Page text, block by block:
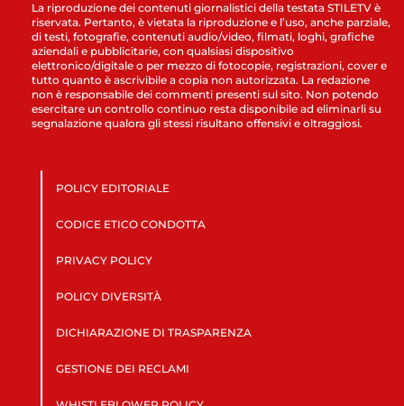
La riproduzione dei contenuti giornalistici della testata STILETV è
riservata. Pertanto, è vietata la riproduzione e l’uso, anche parziale,
di testi, fotografie, contenuti audio/video, filmati, loghi, grafiche
aziendali e pubblicitarie, con qualsiasi dispositivo
elettronico/digitale o per mezzo di fotocopie, registrazioni, cover e
tutto quanto è ascrivibile a copia non autorizzata. La redazione
non è responsabile dei commenti presenti sul sito. Non potendo
esercitare un controllo continuo resta disponibile ad eliminarli su
segnalazione qualora gli stessi risultano offensivi e oltraggiosi.
POLICY EDITORIALE
CODICE ETICO CONDOTTA
PRIVACY POLICY
POLICY DIVERSITÀ
DICHIARAZIONE DI TRASPARENZA
GESTIONE DEI RECLAMI